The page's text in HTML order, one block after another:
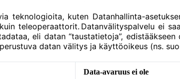
teknologioita, kuten Datanhallinta-
teleoperaattorit. Datanvälityspalvelu ei
eli datan “taustatietoja”,
datan välitys ja käyttöoikeus (ns.
Data-avaruus ei ole